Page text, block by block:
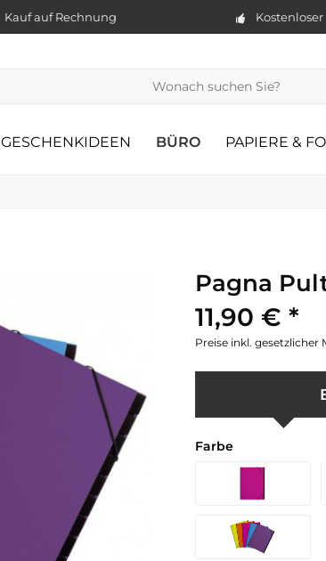
Kauf auf Rechnung
GESCHENKIDEEN BÜRO PAPIERE &
Pagna
11,90 € *
Preise inkl. gesetzlicher
Farbe